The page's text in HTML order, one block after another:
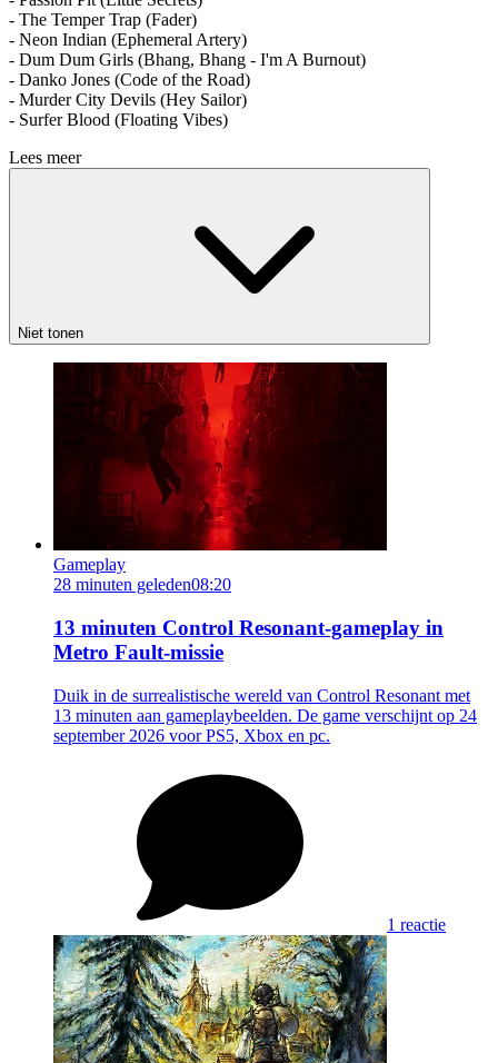
- The Temper Trap (Fader)
- Neon Indian (Ephemeral Artery)
- Dum Dum Girls (Bhang, Bhang - I'm A Burnout)
- Danko Jones (Code of the Road)
- Murder City Devils (Hey Sailor)
- Surfer Blood (Floating Vibes)
Lees meer
Niet tonen
Gameplay
28 minuten geleden08:20
13 minuten Control Resonant-gameplay in
Metro Fault-missie
Duik in de surrealistische wereld van Control Resonant met
13 minuten aan gameplaybeelden. De game verschijnt op 24
september 2026 voor PS5, Xbox en pc.
1 reactie